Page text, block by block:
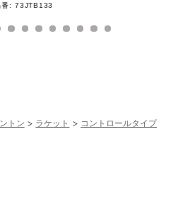
番: 73JTB133
トン ラケット コントロールタイプ